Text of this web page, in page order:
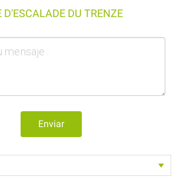
D'ESCALADE DU TRENZE
Enviar